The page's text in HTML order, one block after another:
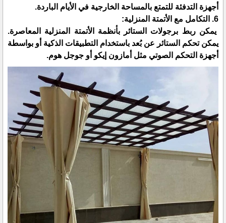
أجهزة التدفئة للتمتع بالمساحة الخارجية في الأيام الباردة.
6. التكامل مع الأتمتة المنزلية:
يمكن ربط برجولات الستائر بأنظمة الأتمتة المنزلية المعاصرة.
يمكن تحكم الستائر عن بُعد باستخدام التطبيقات الذكية أو بواسطة
أجهزة التحكم الصوتي مثل أمازون إيكو أو جوجل هوم.